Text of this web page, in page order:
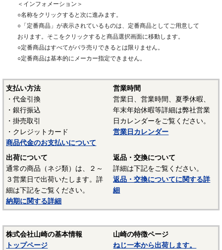
・ねじを締めることで部品を押さえて固定する用途で使われ
ます。例えば、シャフトに歯車を取付けるときに、歯車のボ
スにねじ穴を加工し、そこに六角穴付き止めねじを挿入して
シャフトに固定します。頭部がないのでねじはボスの中に隠
れます。
〇特徴
ウィットねじは旧JIS（JIS B 0206-1965）で規定されてい
たインチ系のねじ規格で、ねじ山の角度は５５度です。この
規格は現在は廃止されています。しかしながら建築業界等で
は今も使用されています。ウィットのねじは数字（分数）の
前に「W」が付きます。
ユニファイねじは、海外（アメリカ）で現在も使用されて
いるインチ系のねじです。JISではJIS B 0206（ユニファイ並
目ねじ）とJIS B 0208（ユニファイ細目ねじ）が規定されてい
ます。ねじ山の角度は６０度です。
＜インフォメーション＞
○名称をクリックすると次に進みます。
○「定番商品」が表示されているものは、定番商品としてご用意して
おります。そこをクリックすると商品選択画面に移動します。
○定番商品はすべてがバラ売りできるとは限りません。
○定番商品は基本的にメーカー指定できません。
支払い方法
・代金引換
・銀行振込
・掛売取引
・クレジットカード
商品代金のお支払いについて
営業時間
営業日、営業時間、夏季休暇、
年末年始休暇等詳細は弊社営業
日カレンダーをご覧ください。
営業日カレンダー
出荷について
通常の商品（ネジ類）は、２～
３営業日で出荷いたします。詳
細は下記をご覧ください。
納期に関する詳細
返品・交換について
詳細は下記をご覧ください。
返品・交換についてに関する詳
細
株式会社山崎の基本情報
トップページ
山崎の特徴ページ
ねじ一本から出荷します。